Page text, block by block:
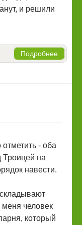
и решили
Подробнее
- оба
Троицей на
навести.
человек
который